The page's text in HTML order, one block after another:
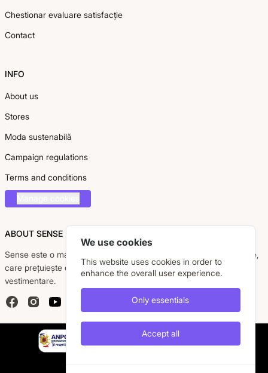
Chestionar evaluare satisfacție
Contact
INFO
About us
Stores
Moda sustenabilă
Campaign regulations
Terms and conditions
ABOUT SENSE
Sense este o marcă românească dedicată femeii moderne, active,
care prețuiește eleganța, confortul și calitatea pieselor
vestimentare.
FacebookInstagramYouTube
We use cookies
This website uses cookies in order to
enhance the overall user experience.
Only essentials
Accept all